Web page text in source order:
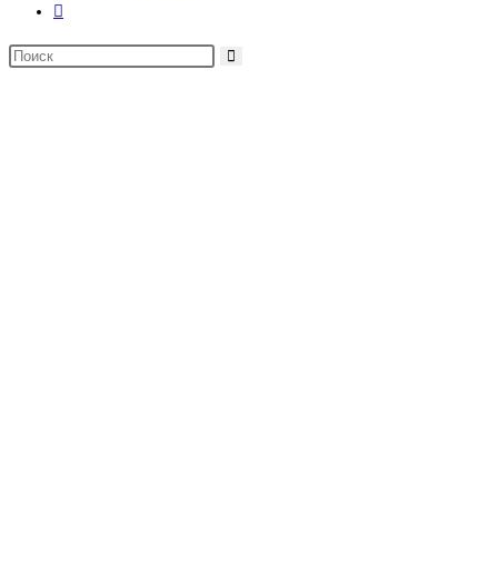
Переключить
по